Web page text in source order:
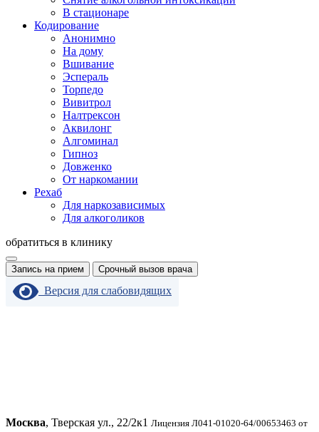
В стационаре
Кодирование
Анонимно
На дому
Вшивание
Эспераль
Торпедо
Вивитрол
Налтрексон
Аквилонг
Алгоминал
Гипноз
Довженко
От наркомании
Рехаб
Для наркозависимых
Для алкоголиков
обратиться в клинику
Запись на прием Срочный вызов врача
Версия для слабовидящих
Москва, Тверская ул., 22/2к1 Лицензия Л041-01020-64/00653463 от